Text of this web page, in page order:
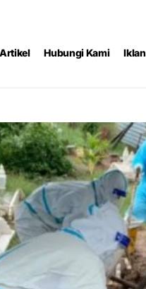
Hubungi Kami Iklan